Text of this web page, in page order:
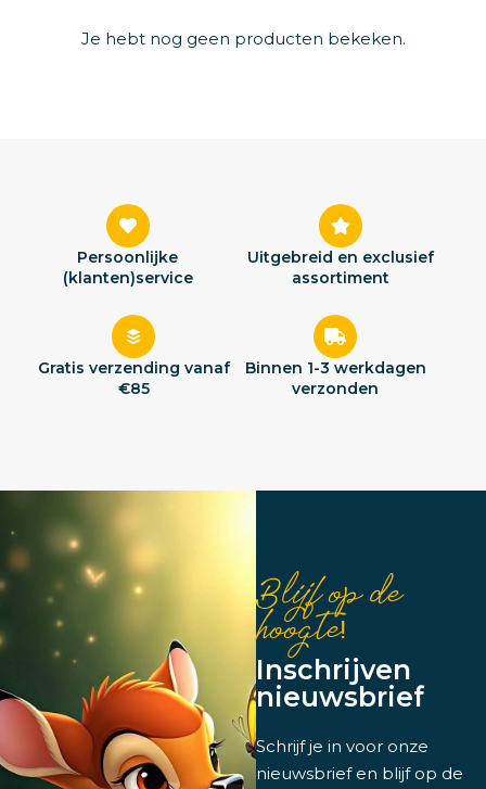
Je hebt nog geen producten bekeken.
Persoonlijke
(klanten)service
Uitgebreid en exclusief
assortiment
Gratis verzending vanaf
€85
Binnen 1-3 werkdagen
verzonden
Blijf op de
hoogte!
Inschrijven
nieuwsbrief
Schrijf je in voor onze
nieuwsbrief en blijf op de